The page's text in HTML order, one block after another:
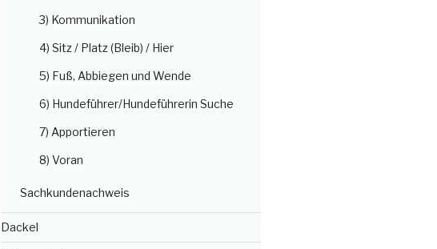
3) Kommunikation
4) Sitz / Platz (Bleib) / Hier
5) Fuß, Abbiegen und Wende
6) Hundeführer/Hundeführerin Suche
7) Apportieren
8) Voran
Sachkundenachweis
Dackel